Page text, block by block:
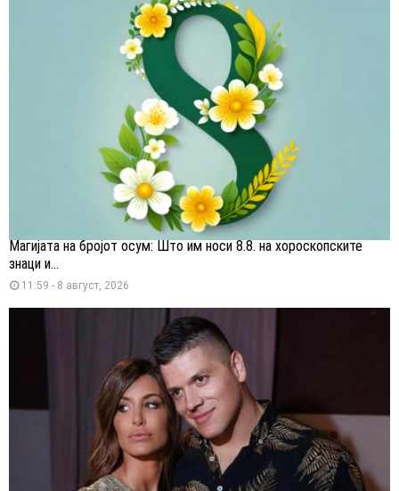
Магијата на бројот осум: Што им носи 8.8. на хороскопските
знаци и...
11:59 - 8 август, 2026